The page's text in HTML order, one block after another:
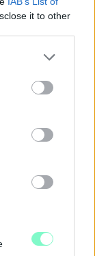
it to other
more Google
may click to
party tags to
below Google
EGY SOR
A HÉTVÉGÉN
Induló és
csomó minden